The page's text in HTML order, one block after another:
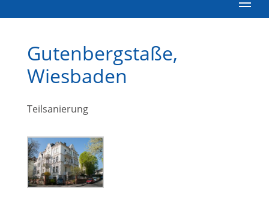
Gutenbergstaße,
Wiesbaden
Teilsanierung